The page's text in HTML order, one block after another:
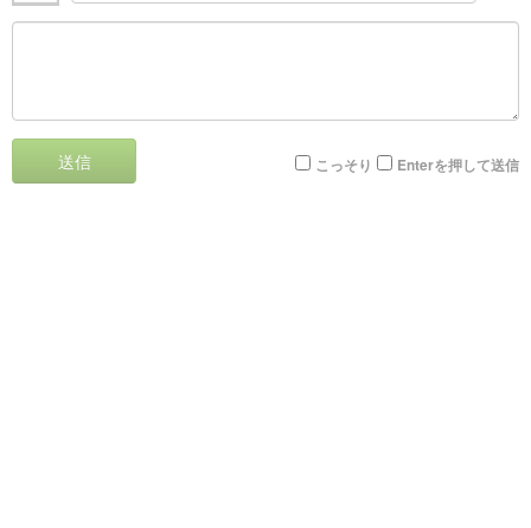
送信 こっそり Enterを押して送信